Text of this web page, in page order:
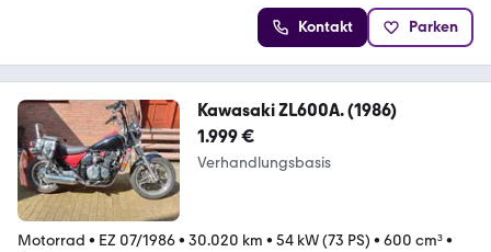
Kontakt Parken
Kawasaki ZL600A. (1986)
1.999 €
Verhandlungsbasis
Motorrad • EZ 07/1986• 30.020 km • 54 kW (73 PS) • 600 cm³•